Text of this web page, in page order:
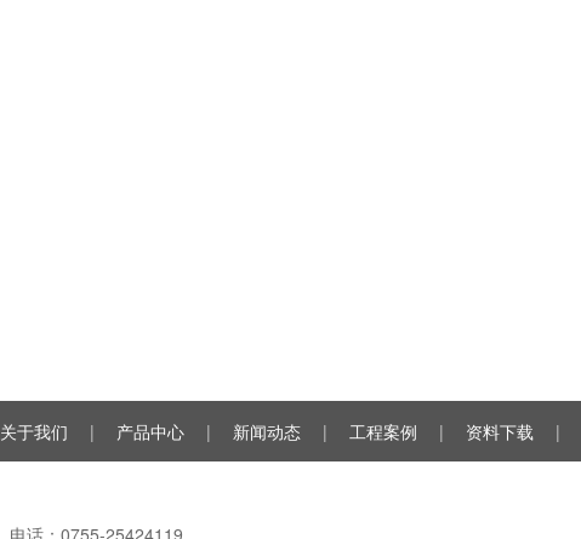
关于我们 | 产品中心 | 新闻动态 | 工程案例 | 资料下载 |
电话：0755-25424119